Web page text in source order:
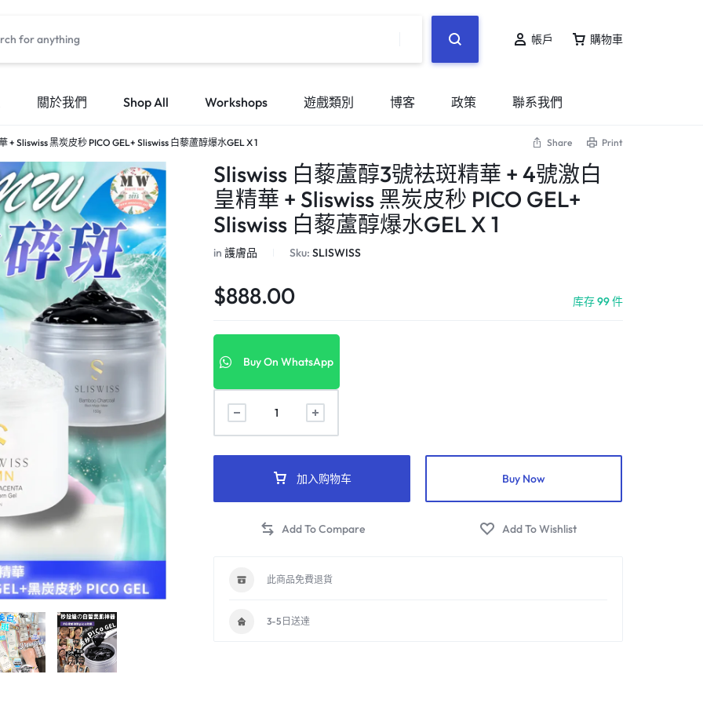
帳戶 購物車
關於我們 Shop All Workshops 遊戲類別 博客 政策 聯系我們
Sliswiss 黑炭皮秒 PICO GEL+ Sliswiss 白藜蘆醇爆水GEL X 1 Share Print
Sliswiss 白藜蘆醇3號袪斑精華 + 4號激白
皇精華 + Sliswiss 黑炭皮秒 PICO GEL+
Sliswiss 白藜蘆醇爆水GEL X 1
in護膚品 Sku:SLISWISS
$888.00 库存 99 件
Buy On WhatsApp
加入购物车 Buy Now
此商品免費退貨
3-5日送達